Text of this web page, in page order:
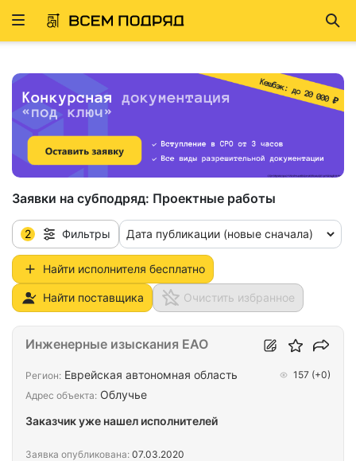
Развернуть
Заявки на субподряд: Проектные работы
2 Фильтры Дата публикации (новые сначала)
Найти исполнителя бесплатно
Найти поставщика Очистить избранное
Инженерные изыскания ЕАО
Регион: Еврейская автономная область 157 (+0)
Адрес объекта: Облучье
Заказчик уже нашел исполнителей
Заявка опубликована: 07.03.2020